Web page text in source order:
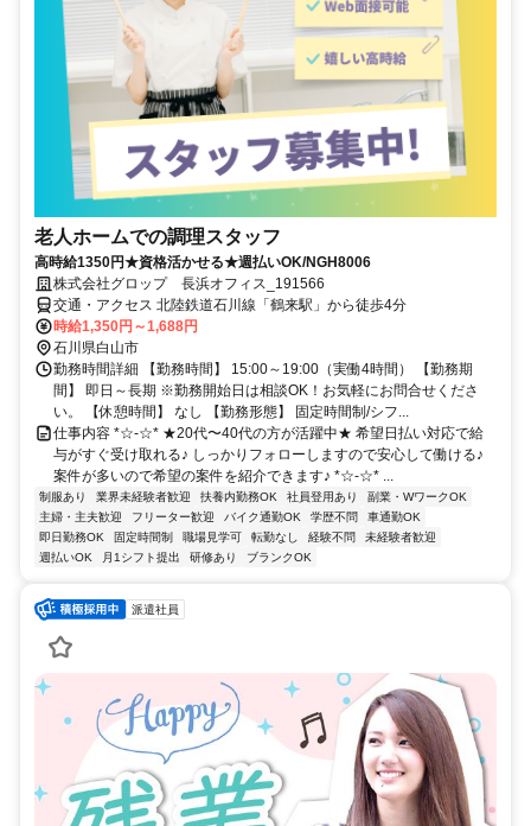
老人ホームでの調理スタッフ
高時給1350円★資格活かせる★週払いOK/NGH8006
株式会社グロップ 長浜オフィス_191566
交通・アクセス 北陸鉄道石川線「鶴来駅」から徒歩4分
時給1,350円～1,688円
石川県白山市
勤務時間詳細 【勤務時間】 15:00～19:00（実働4時間） 【勤務期
間】 即日～長期 ※勤務開始日は相談OK！お気軽にお問合せくださ
い。 【休憩時間】 なし 【勤務形態】 固定時間制/シフ...
仕事内容 *☆-☆* ★20代〜40代の方が活躍中★ 希望日払い対応で給
与がすぐ受け取れる♪ しっかりフォローしますので安心して働ける♪
案件が多いので希望の案件を紹介できます♪ *☆-☆* ...
制服あり 業界未経験者歓迎 扶養内勤務OK 社員登用あり
副業・WワークOK
主婦・主夫歓迎
フリーター歓迎 バイク通勤OK 学歴不問
車通勤OK
即日勤務OK
固定時間制 職場見学可 転勤なし 経験不問
未経験者歓迎
週払いOK
月1シフト提出 研修あり ブランクOK
派遣社員